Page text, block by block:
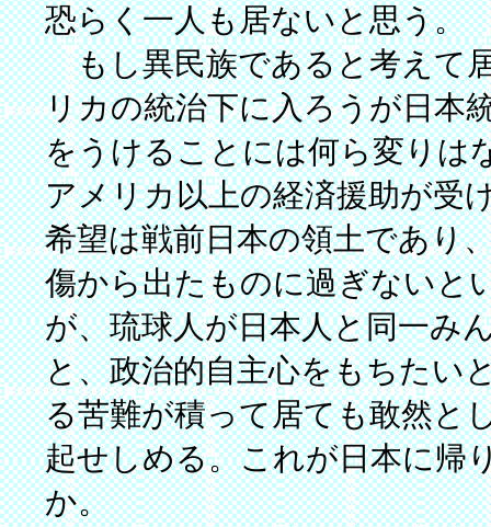
恐らく一人も居ないと思う。
もし異民族であると考えて
リカの統治下に入ろうが日本
をうけることには何ら変りは
アメリカ以上の経済援助が受
希望は戦前日本の領土であり
傷から出たものに過ぎないと
が、琉球人が日本人と同一み
と、政治的自主心をもちたい
る苦難が積って居ても敢然と
起せしめる。これが日本に帰
か。